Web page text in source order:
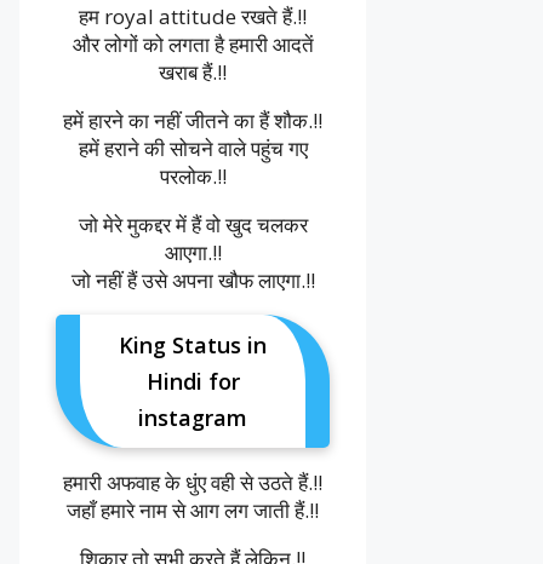
हम royal attitude रखते हैं.!!
और लोगों को लगता है हमारी आदतें
खराब हैं.!!
हमें हारने का नहीं जीतने का हैं शौक.!!
हमें हराने की सोचने वाले पहुंच गए
परलोक.!!
जो मेरे मुकद्दर में हैं वो खुद चलकर
आएगा.!!
जो नहीं हैं उसे अपना खौफ लाएगा.!!
King Status in
Hindi for
instagram
हमारी अफवाह के धुंए वही से उठते हैं.!!
जहाँ हमारे नाम से आग लग जाती हैं.!!
शिकार तो सभी करते हैं लेकिन.!!